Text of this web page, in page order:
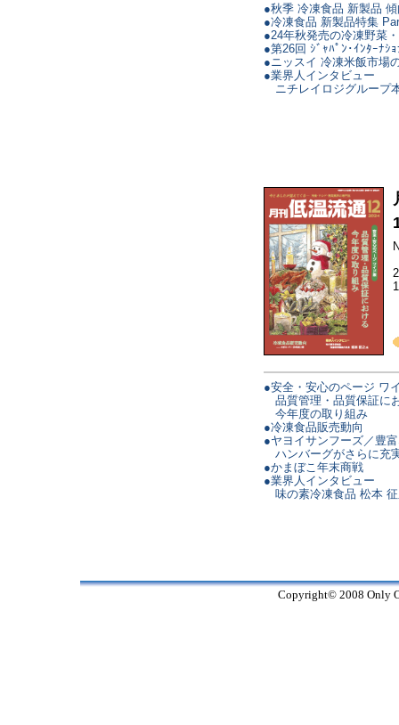
●秋季 冷凍食品 新製品
●冷凍食品 新製品特集
●24年秋発売の冷凍野菜
●第26回 ｼﾞｬﾊﾟﾝ･ｲﾝﾀｰﾅｼ
●ニッスイ 冷凍米飯市場
●業界人インタビュー
ニチレイロジグループ
●安全・安心のページ ワ
品質管理・品質保証に
今年度の取り組み
●冷凍食品販売動向
●ヤヨイサンフーズ／豊
ハンバーグがさらに充
●かまぼこ年末商戦
●業界人インタビュー
味の素冷凍食品 松本
Copyright© 2008 Only